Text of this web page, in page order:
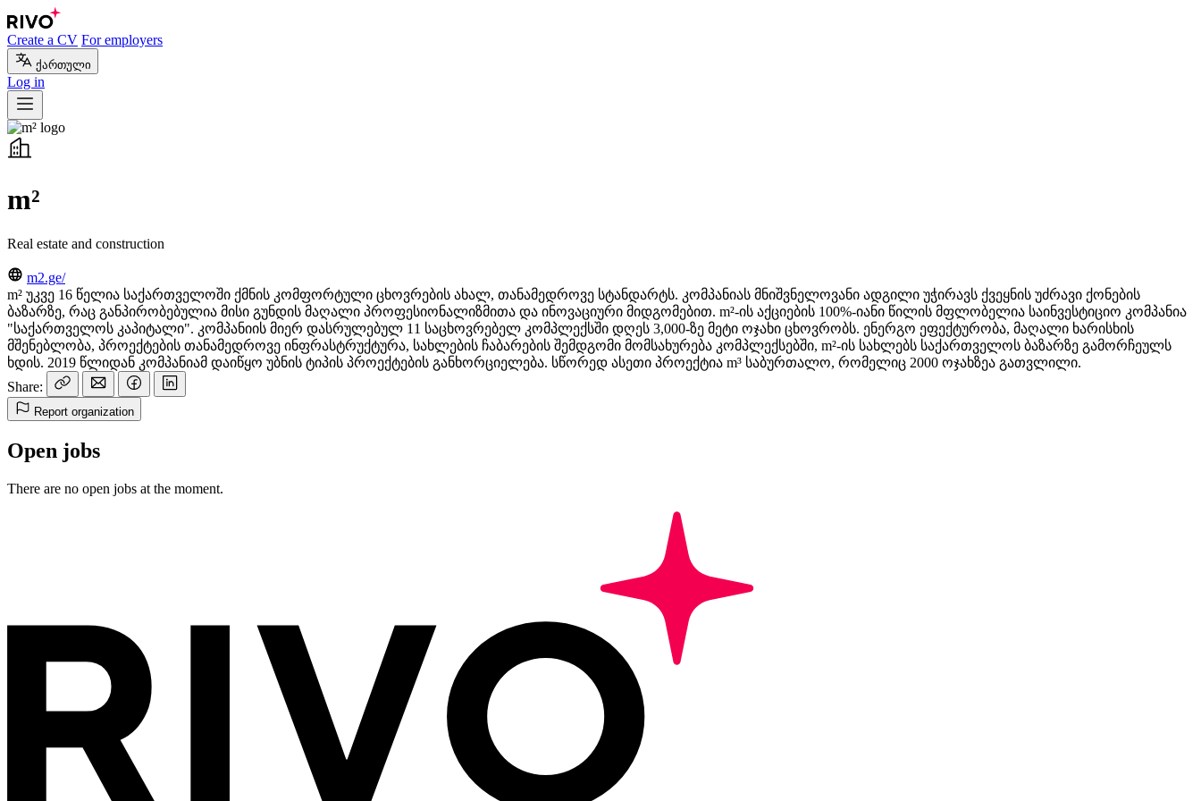
Create a CV For employers
ქართული
Log in
m²
Real estate and construction
m2.ge/
m² უკვე 16 წელია საქართველოში ქმნის კომფორტული ცხოვრების ახალ, თანამედროვე სტანდარტს. კომპანიას მნიშვნელოვანი ადგილი უჭირავს ქვეყნის უძრავი ქონების
ბაზარზე, რაც განპირობებულია მისი გუნდის მაღალი პროფესიონალიზმითა და ინოვაციური მიდგომებით. m²-ის აქციების 100%-იანი წილის მფლობელია საინვესტიციო კომპანია
"საქართველოს კაპიტალი". კომპანიის მიერ დასრულებულ 11 საცხოვრებელ კომპლექსში დღეს 3,000-ზე მეტი ოჯახი ცხოვრობს. ენერგო ეფექტურობა, მაღალი ხარისხის
მშენებლობა, პროექტების თანამედროვე ინფრასტრუქტურა, სახლების ჩაბარების შემდგომი მომსახურება კომპლექსებში, m²-ის სახლებს საქართველოს ბაზარზე გამორჩეულს
ხდის. 2019 წლიდან კომპანიამ დაიწყო უბნის ტიპის პროექტების განხორციელება. სწორედ ასეთი პროექტია m³ საბურთალო, რომელიც 2000 ოჯახზეა გათვლილი.
Share:
Report organization
Open jobs
There are no open jobs at the moment.